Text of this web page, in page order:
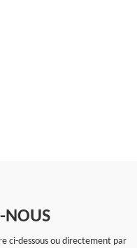
NOUS
ci-dessous ou directement par